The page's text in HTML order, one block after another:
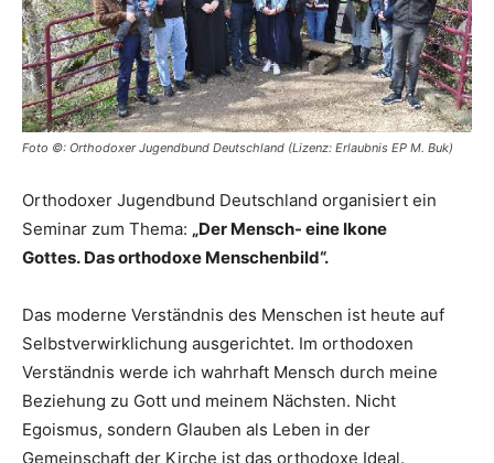
Foto ©: Orthodoxer Jugendbund Deutschland (Lizenz: Erlaubnis EP M. Buk)
Orthodoxer Jugendbund Deutschland organisiert ein
Seminar zum Thema: „Der Mensch- eine Ikone
Gottes. Das orthodoxe Menschenbild“.
Das moderne Verständnis des Menschen ist heute auf
Selbstverwirklichung ausgerichtet. Im orthodoxen
Verständnis werde ich wahrhaft Mensch durch meine
Beziehung zu Gott und meinem Nächsten. Nicht
Egoismus, sondern Glauben als Leben in der
Gemeinschaft der Kirche ist das orthodoxe Ideal.